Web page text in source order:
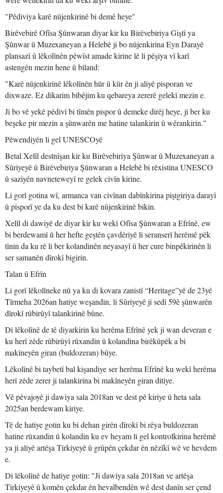
"Pêdiviya karê nûjenkirinê bi demê heye"
Birêvebirê Ofîsa Şûnwaran diyar kir ku Birêvebiriya Giştî ya
Şûnwar û Muzexaneyan a Helebê ji bo nûjenkirina Eyn Darayê
plansazî û lêkolînên pêwîst amade kirine lê li pêşiya vî karî
astengên mezin hene û biland:
"Karê nûjenkirinê lêkolînên hûr û kûr ên ji aliyê pisporan ve
dixwaze. Ez dikarim bibêjim ku qebareya zererê gelekî mezin e.
Ji bo vê yekê pêdivî bi tîmên pispor û demeke dirêj heye, ji ber ku
beşeke pir mezin a şûnwarên me hatine talankirin û wêrankirin."
Pêwendiyên li gel UNESCOyê
Betal Xelîl destnîşan kir ku Birêvebiriya Şûnwar û Muzexaneyan a
Sûriyeyê û Birêvebiriya Şûnwaran a Helebê bi rêxistina UNESCO
û saziyên navneteweyî re gelek civîn kirine.
Li gorî gotina wî, armanca van civînan dabînkirina piştgiriya darayî
û pisporî ye da ku dest bi karê nûjenkirinê bikin.
Xelîl di dawiyê de diyar kir ku wekî Ofîsa Şûnwaran a Efrînê, ew
bi berdewamî û her hefte geştên çavdêriyê li seranserî herêmê pêk
tînin da ku rê li ber kolandinên neyasayî û her cure binpêkirinên li
ser samanên dîrokî bigirin.
Talan û Efrîn
Li gorî lêkolîneke nû ya ku di kovara zanistî “Heritage”yê de 23yê
Tîrmeha 2026an hatiye weşandin, li Sûriyeyê ji sedî 59ê şûnwarên
dîrokî rûbirûyî talankirinê bûne.
Di lêkolînê de tê diyarkirin ku herêma Efrînê yek ji wan deveran e
ku herî zêde rûbirûyî rûxandin û kolandina birêkûpêk a bi
makîneyên giran (buldozeran) bûye.
Lêkolînê bi taybetî bal kişandiye ser herêma Efrînê ku wekî herêma
herî zêde zerer ji talankirina bi makîneyên giran ditiye.
Vê pêvajoyê ji dawiya sala 2018an ve dest pê kiriye û heta sala
2025an berdewam kiriye.
Tê de hatiye gotin ku bi dehan girên dîrokî bi rêya buldozeran
hatine rûxandin û kolandin ku ev heyam li gel kontrolkirina herêmê
ya ji aliyê artêşa Tirkiyeyê û grûpên çekdar ên nêzîkî wê ve hevdem
e.
Di lêkolînê de hatiye gotin: "Ji dawiya sala 2018an ve artêşa
Tirkiyeyê û komên çekdar ên hevalbendên wê dest danîn ser çend